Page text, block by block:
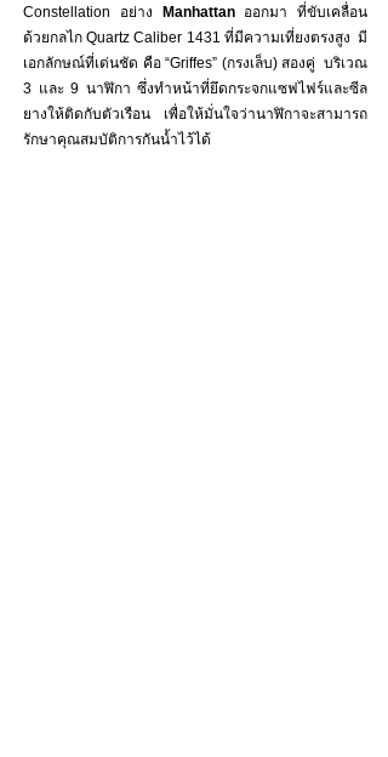
Constellation อย่าง
Manhattan ออกมา ที่ขับเคลื่อน
ด้วยกลไก Quartz Caliber 1431 ที่มีความเที่ยงตรงสูง  มี
เอกลักษณ์ที่เด่นชัด คือ “Griffes” (กรงเล็บ) สองคู่  บริเวณ
3 และ 9 นาฬิกา ซึ่งทำหน้าที่ยึดกระจกแซฟไฟร์และซีล
ยางให้ติดกับตัวเรือน เพื่อให้มั่นใจว่านาฬิกาจะสามารถ
รักษาคุณสมบัติการกันน้ำไว้ได้